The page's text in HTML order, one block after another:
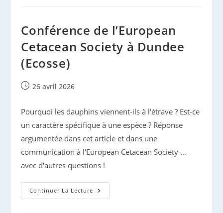
Conférence de l’European
Cetacean Society à Dundee
(Ecosse)
Publication
26 avril 2026
Pourquoi les dauphins viennent-ils à l'étrave ? Est-ce
un caractère spécifique à une espèce ? Réponse
argumentée dans cet article et dans une
communication à l'European Cetacean Society ...
avec d'autres questions !
Continuer La Lecture Conférence
De